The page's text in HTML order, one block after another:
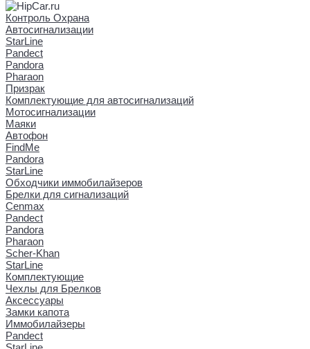
Контроль Охрана
Автосигнализации
StarLine
Pandect
Pandora
Pharaon
Призрак
Комплектующие для автосигнализаций
Мотосигнализации
Маяки
Автофон
FindMe
Pandora
StarLine
Обходчики иммобилайзеров
Брелки для сигнализаций
Cenmax
Pandect
Pandora
Pharaon
Scher-Khan
StarLine
Комплектующие
Чехлы для Брелков
Аксессуары
Замки капота
Иммобилайзеры
Pandect